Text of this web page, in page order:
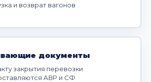
и возврат вагонов
документы
закрытия перевозки
АВР и СФ